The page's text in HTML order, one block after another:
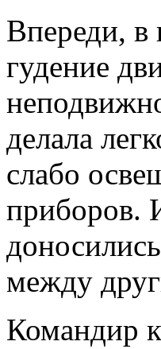
Впереди,
гудение
делала
слабо
приборов.
между
Командир